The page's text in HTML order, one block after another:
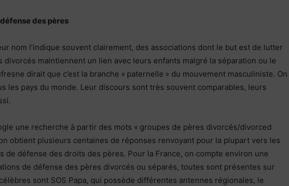
des pères
nom l’indique souvent clairement, des associations dont le but est de lutter
divorcés maintiennent un lien avec leurs enfants malgré la séparation ou le
dirait que c’est la branche « paternelle » du mouvement masculiniste. On
les pays du monde. Leur discours sont très souvent comparables, leurs
une recherche à partir des mots « groupes de pères divorcés/divorced
obtient plusieurs centaines de réponses renvoyant pour la plupart vers les
de défense des droits des pères. Pour la France, on compte environ une
de défense des pères divorcés ou séparés, toutes sont présentes sur
sont SOS Papa, qui possède différentes antennes régionales, le